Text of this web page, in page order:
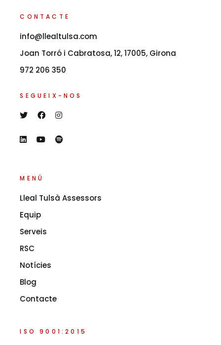
CONTACTE
info@llealtulsa.com
Joan Torró i Cabratosa, 12, 17005, Girona
972 206 350
SEGUEIX-NOS
MENÚ
Lleal Tulsà Assessors
Equip
Serveis
RSC
Notícies
Blog
Contacte
ISO 9001:2015